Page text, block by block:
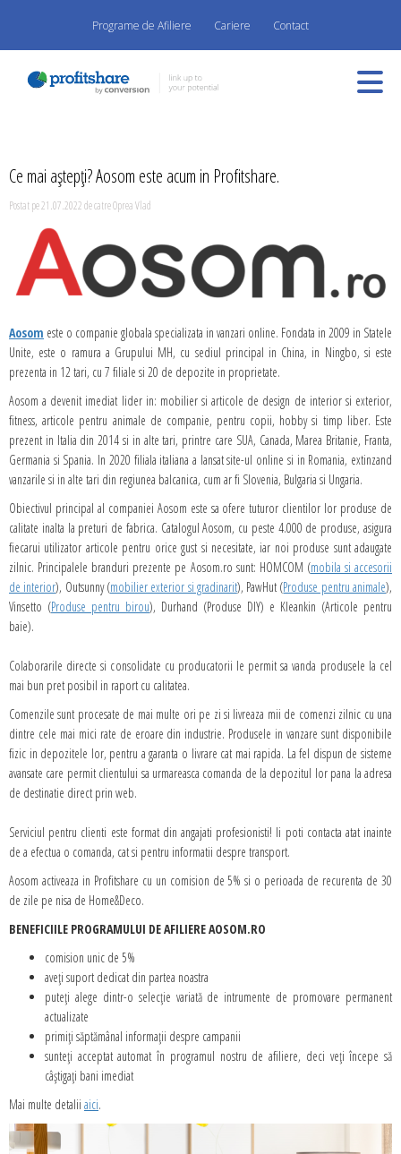
Programe de Afiliere Cariere Contact
Ce mai aștepți? Aosom este acum in Profitshare.
Postat pe 21.07.2022 de catre Oprea Vlad
Aosom este o companie globala specializata in vanzari online. Fondata in 2009 in Statele
Unite, este o ramura a Grupului MH, cu sediul principal in China, in Ningbo, si este
prezenta in 12 tari, cu 7 filiale si 20 de depozite in proprietate.
Aosom a devenit imediat lider in: mobilier si articole de design de interior si exterior,
fitness, articole pentru animale de companie, pentru copii, hobby si timp liber. Este
prezent in Italia din 2014 si in alte tari, printre care SUA, Canada, Marea Britanie, Franta,
Germania si Spania. In 2020 filiala italiana a lansat site-ul online si in Romania, extinzand
vanzarile si in alte tari din regiunea balcanica, cum ar fi Slovenia, Bulgaria si Ungaria.
Obiectivul principal al companiei Aosom este sa ofere tuturor clientilor lor produse de
calitate inalta la preturi de fabrica. Catalogul Aosom, cu peste 4.000 de produse, asigura
fiecarui utilizator articole pentru orice gust si necesitate, iar noi produse sunt adaugate
zilnic. Principalele branduri prezente pe Aosom.ro sunt: HOMCOM (mobila si accesorii
de interior), Outsunny (mobilier exterior si gradinarit), PawHut (Produse pentru animale),
Vinsetto (Produse pentru birou), Durhand (Produse DIY) e Kleankin (Articole pentru
baie).
Colaborarile directe si consolidate cu producatorii le permit sa vanda produsele la cel
mai bun pret posibil in raport cu calitatea.
Comenzile sunt procesate de mai multe ori pe zi si livreaza mii de comenzi zilnic cu una
dintre cele mai mici rate de eroare din industrie. Produsele in vanzare sunt disponibile
fizic in depozitele lor, pentru a garanta o livrare cat mai rapida. La fel dispun de sisteme
avansate care permit clientului sa urmareasca comanda de la depozitul lor pana la adresa
de destinatie direct prin web.
Serviciul pentru clienti este format din angajati profesionisti! Ii poti contacta atat inainte
de a efectua o comanda, cat si pentru informatii despre transport.
Aosom activeaza in Profitshare cu un comision de 5% si o perioada de recurenta de 30
de zile pe nisa de Home&Deco.
BENEFICIILE PROGRAMULUI DE AFILIERE AOSOM.RO
comision unic de 5%
aveți suport dedicat din partea noastra
puteți alege dintr-o selecție variată de intrumente de promovare permanent
actualizate
primiți săptămânal informații despre campanii
sunteți acceptat automat în programul nostru de afiliere, deci veți începe să
câștigați bani imediat
Mai multe detalii aici.